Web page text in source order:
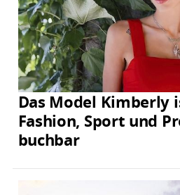
Das Model Kimberly
Fashion, Sport und
buchbar